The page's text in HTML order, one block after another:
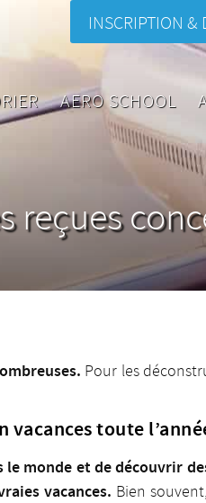
INSCRIPTION &
AERO SCHOOL
reçues
Pour les
vacances toute
le monde et de découvrir
vacances. Bien souvent,